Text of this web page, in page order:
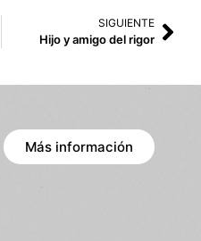
SIGUIENTE
Hijo y amigo del rigor
Más información